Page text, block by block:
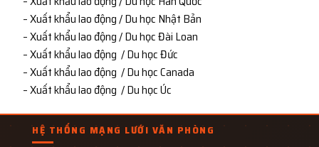
– Xuất khẩu lao động / Du học Nhật Bản
– Xuất khẩu lao động / Du học Đài Loan
– Xuất khẩu lao động / Du học Đức
– Xuất khẩu lao động / Du học Canada
– Xuất khẩu lao động / Du học Úc
HỆ THỐNG MẠNG LƯỚI VĂN PHÒNG